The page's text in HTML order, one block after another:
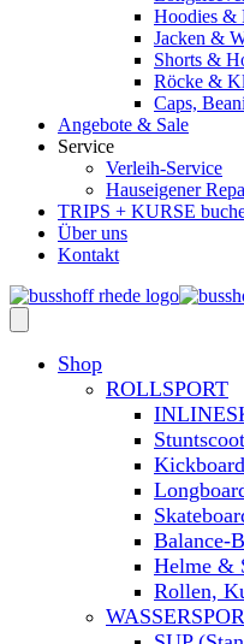
Hoodies &
Jacken &
Shorts &
Röcke &
Caps,
Angebote & Sale
Service
Verleih-Service
Hauseigener
TRIPS + KURSE
Über uns
Kontakt
Shop
ROLLSPORT
Balance-
Helme &
Rollen,